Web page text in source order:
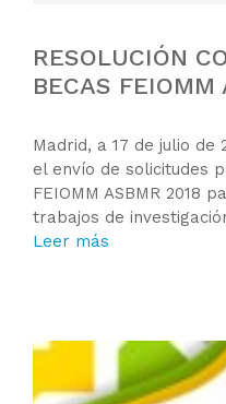
RESOLUCIÓN
BECAS FEIOMM
Madrid, a 17 de julio de
el envío de solicitudes
FEIOMM ASBMR 2018
trabajos de
Leer más